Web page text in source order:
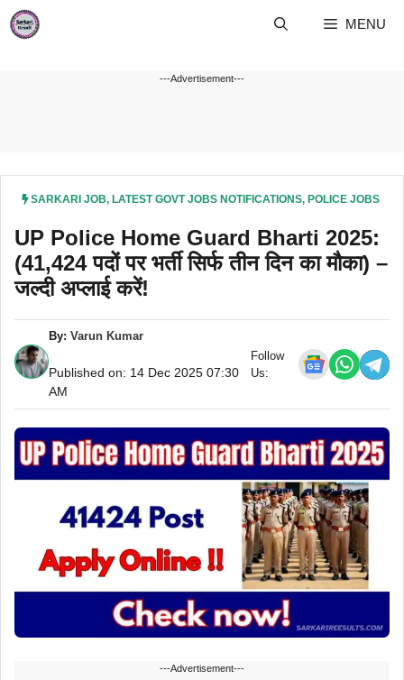
Skip
MENU
---Advertisement---
SARKARI JOB, LATEST GOVT JOBS NOTIFICATIONS, POLICE JOBS
UP Police Home Guard Bharti 2025:
(41,424 पदों पर भर्ती सिर्फ तीन दिन का मौका) –
जल्दी अप्लाई करें!
By:Varun Kumar
Published on: 14 Dec 2025 07:30
AM
Follow
Us:
---Advertisement---